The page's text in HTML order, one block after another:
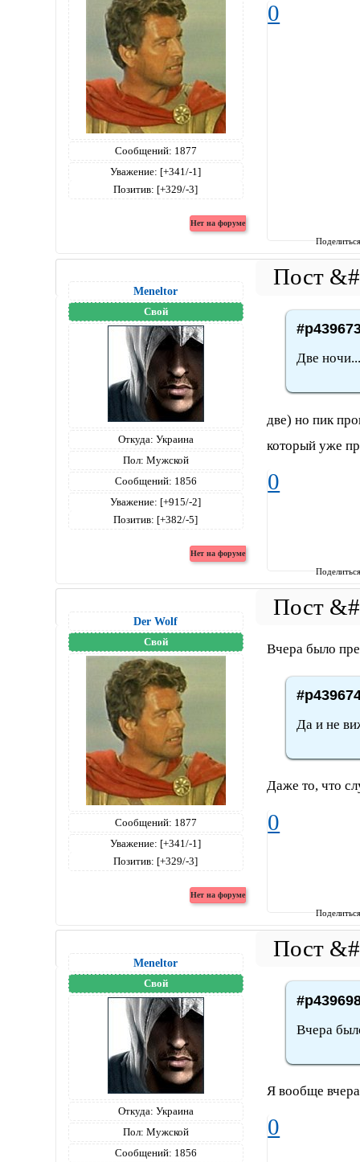
Сообщений: 1877
Уважение: [+341/-1]
Позитив: [+329/-3]
0
Meneltоr
Свой
Откуда: Украина
Пол: Мужской
Сообщений: 1856
Уважение: [+915/-2]
Позитив: [+382/-5]
Две
две) но пик
который уже
0
Der Wolf
Свой
Сообщений: 1877
Уважение: [+341/-1]
Позитив: [+329/-3]
Вчера было
Да и не
Даже то, что
0
Meneltоr
Свой
Откуда: Украина
Пол: Мужской
Сообщений: 1856
Вчера
Я вообще вчера
0